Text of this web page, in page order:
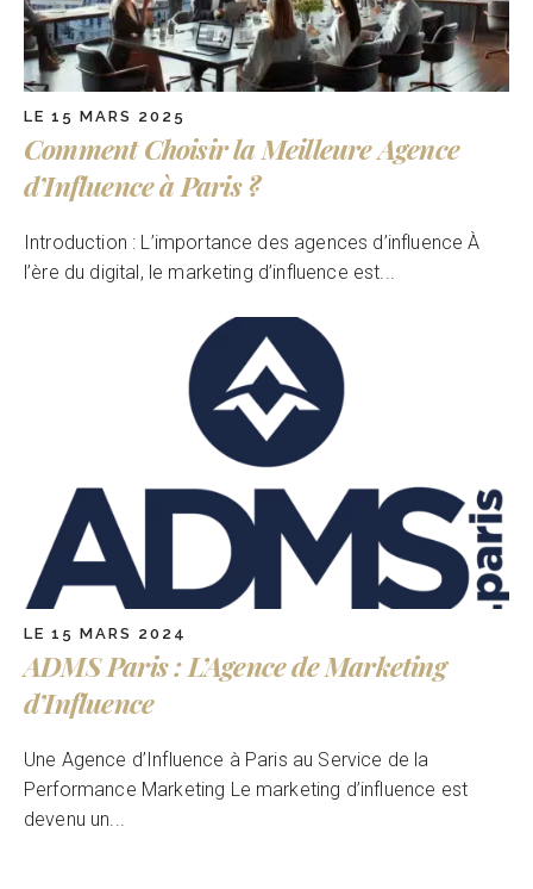
LE 15 MARS 2025
Comment Choisir la Meilleure Agence
d’Influence à Paris ?
Introduction : L’importance des agences d’influence À
l’ère du digital, le marketing d’influence est...
LE 15 MARS 2024
ADMS Paris : L’Agence de Marketing
d’Influence
Une Agence d’Influence à Paris au Service de la
Performance Marketing Le marketing d’influence est
devenu un...